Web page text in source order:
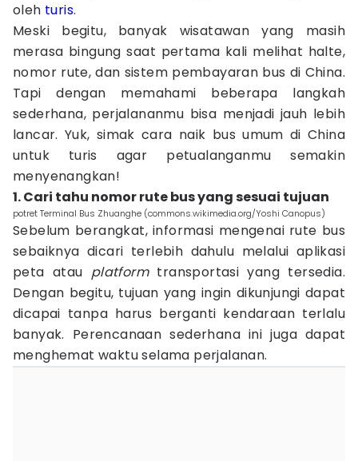
oleh turis.
Meski begitu, banyak wisatawan yang masih
merasa bingung saat pertama kali melihat halte,
nomor rute, dan sistem pembayaran bus di China.
Tapi dengan memahami beberapa langkah
sederhana, perjalananmu bisa menjadi jauh lebih
lancar. Yuk, simak cara naik bus umum di China
untuk turis agar petualanganmu semakin
menyenangkan!
1. Cari tahu nomor rute bus yang sesuai tujuan
potret Terminal Bus Zhuanghe (commons.wikimedia.org/Yoshi Canopus)
Sebelum berangkat, informasi mengenai rute bus
sebaiknya dicari terlebih dahulu melalui aplikasi
peta atau platformtransportasi yang tersedia.
Dengan begitu, tujuan yang ingin dikunjungi dapat
dicapai tanpa harus berganti kendaraan terlalu
banyak. Perencanaan sederhana ini juga dapat
menghemat waktu selama perjalanan.